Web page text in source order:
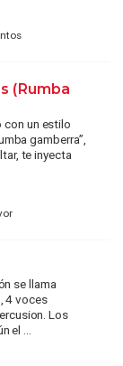
(Rumba
con un estilo
gamberra”,
te inyecta
se llama
4 voces
Los
el ...